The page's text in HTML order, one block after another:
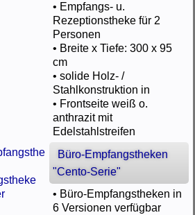
• Empfangs- u.
Rezeptionstheke für 2
Personen
• Breite x Tiefe: 300 x 95
cm
• solide Holz- /
Stahlkonstruktion in
• Frontseite weiß o.
anthrazit mit
Edelstahlstreifen
Büro-Empfangstheken
"Cento-Serie"
• Büro-Empfangstheken in
6 Versionen verfügbar